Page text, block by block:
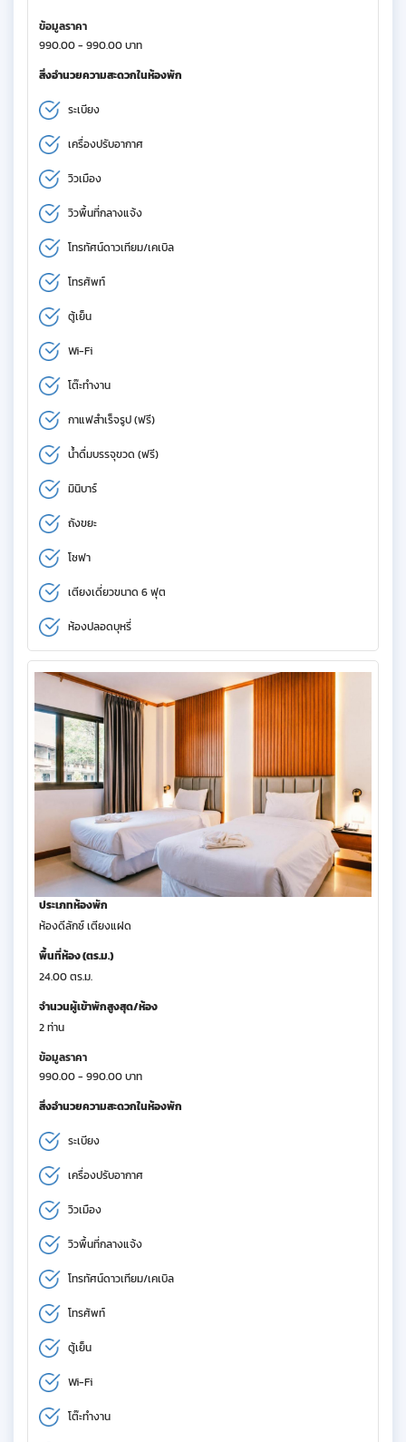
ข้อมูลราคา
990.00 - 990.00 บาท
สิ่งอำนวยความสะดวกในห้องพัก
ระเบียง
เครื่องปรับอากาศ
วิวเมือง
วิวพื้นที่กลางแจ้ง
โทรทัศน์ดาวเทียม/เคเบิล
โทรศัพท์
ตู้เย็น
Wi-Fi
โต๊ะทำงาน
กาแฟสำเร็จรูป (ฟรี)
น้ำดื่มบรรจุขวด (ฟรี)
มินิบาร์
ถังขยะ
โซฟา
เตียงเดี่ยวขนาด 6 ฟุต
ห้องปลอดบุหรี่
ประเภทห้องพัก
ห้องดีลักซ์ เตียงแฝด
พื้นที่ห้อง (ตร.ม.)
24.00 ตร.ม.
จำนวนผู้เข้าพักสูงสุด/ห้อง
2 ท่าน
ข้อมูลราคา
990.00 - 990.00 บาท
สิ่งอำนวยความสะดวกในห้องพัก
ระเบียง
เครื่องปรับอากาศ
วิวเมือง
วิวพื้นที่กลางแจ้ง
โทรทัศน์ดาวเทียม/เคเบิล
โทรศัพท์
ตู้เย็น
Wi-Fi
โต๊ะทำงาน